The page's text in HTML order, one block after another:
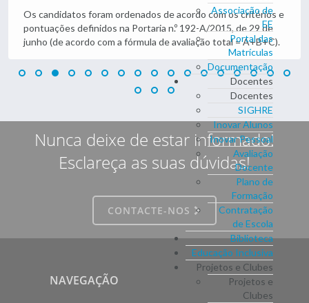
Associação de
EE
Portal das
Matrículas
Documentação
Docentes
Docentes
SIGHRE
Inovar Alunos
Inovar Pessoal
Avaliação
Docente
Plano de
Formação
Contratação
de Escola
Biblioteca
Educação Inclusiva
Projetos e Clubes
Projetos e
Clubes
Os candidatos foram ordenados de acordo com os critérios e
pontuações definidos na Portaria n.º 192-A/2015, de 29 de
junho (de acordo com a fórmula de avaliação total = A+B+C).
Nunca deixe de estar informado!
Esclareça as suas dúvidas!
CONTACTE-NOS
NAVEGAÇÃO